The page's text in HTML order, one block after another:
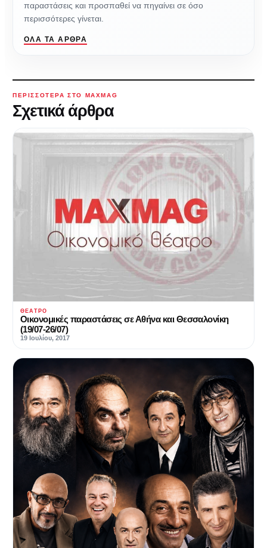
παραστάσεις και προσπαθεί να πηγαίνει σε όσο
περισσότερες γίνεται.
ΌΛΑ ΤΑ ΆΡΘΡΑ
ΠΕΡΙΣΣΌΤΕΡΑ ΣΤΟ MAXMAG
Σχετικά άρθρα
ΘΈΑΤΡΟ
Οικονομικές παραστάσεις σε Αθήνα και Θεσσαλονίκη
(19/07-26/07)
19 Ιουλίου, 2017